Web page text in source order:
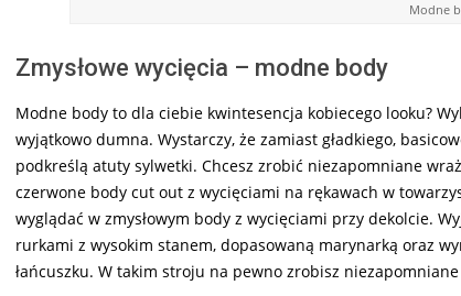
Modne
Zmysłowe wycięcia – modne body
Modne body to dla ciebie kwintesencja kobiecego looku?
wyjątkowo dumna. Wystarczy, że zamiast gładkiego,
podkreślą atuty sylwetki. Chcesz zrobić niezapomniane
czerwone body cut out z wycięciami na rękawach w
wyglądać w zmysłowym body z wycięciami przy dekolcie.
rurkami z wysokim stanem, dopasowaną marynarką oraz
łańcuszku. W takim stroju na pewno zrobisz